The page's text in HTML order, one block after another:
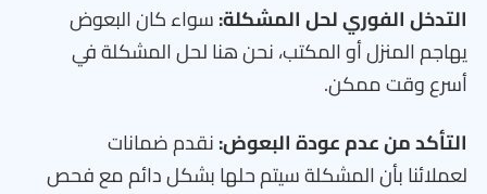
التدخل الفوري لحل المشكلة:سواء كان البعوض
يهاجم المنزل أو المكتب، نحن هنا لحل المشكلة في
أسرع وقت ممكن.
التأكد من عدم عودة البعوض:نقدم ضمانات
لعملائنا بأن المشكلة سيتم حلها بشكل دائم مع فحص